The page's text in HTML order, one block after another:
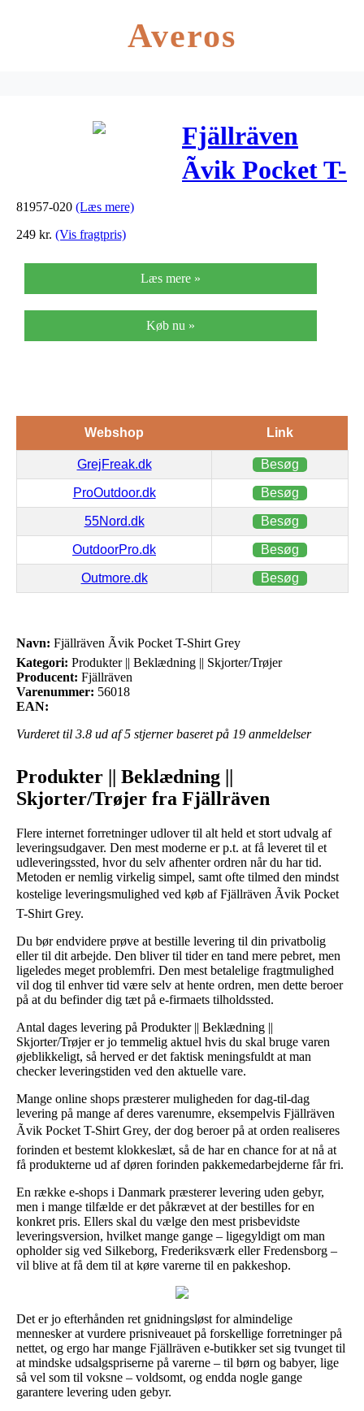
Averos
Fjällräven
Ãvik Pocket T-
81957-020 (Læs mere)
249 kr. (Vis fragtpris)
Læs mere »
Køb nu »
Webshop Link
GrejFreak.dk Besøg
ProOutdoor.dk Besøg
55Nord.dk Besøg
OutdoorPro.dk Besøg
Outmore.dk Besøg
Navn: Fjällräven Ãvik Pocket T-Shirt Grey
Kategori: Produkter || Beklædning || Skjorter/Trøjer
Producent: Fjällräven
Varenummer: 56018
EAN:
Vurderet til 3.8 ud af 5 stjerner baseret på 19 anmeldelser
Produkter || Beklædning ||
Skjorter/Trøjer fra Fjällräven
Flere internet forretninger udlover til alt held et stort udvalg af
leveringsudgaver. Den mest moderne er p.t. at få leveret til et
udleveringssted, hvor du selv afhenter ordren når du har tid.
Metoden er nemlig virkelig simpel, samt ofte tilmed den mindst
kostelige leveringsmulighed ved køb af Fjällräven Ãvik Pocket
T-Shirt Grey.
Du bør endvidere prøve at bestille levering til din privatbolig
eller til dit arbejde. Den bliver til tider en tand mere pebret, men
ligeledes meget problemfri. Den mest betalelige fragtmulighed
vil dog til enhver tid være selv at hente ordren, men dette beroer
på at du befinder dig tæt på e-firmaets tilholdssted.
Antal dages levering på Produkter || Beklædning ||
Skjorter/Trøjer er jo temmelig aktuel hvis du skal bruge varen
øjeblikkeligt, så herved er det faktisk meningsfuldt at man
checker leveringstiden ved den aktuelle vare.
Mange online shops præsterer muligheden for dag-til-dag
levering på mange af deres varenumre, eksempelvis Fjällräven
Ãvik Pocket T-Shirt Grey, der dog beroer på at orden realiseres
forinden et bestemt klokkeslæt, så de har en chance for at nå at
få produkterne ud af døren forinden pakkemedarbejderne får fri.
En række e-shops i Danmark præsterer levering uden gebyr,
men i mange tilfælde er det påkrævet at der bestilles for en
konkret pris. Ellers skal du vælge den mest prisbevidste
leveringsversion, hvilket mange gange – ligegyldigt om man
opholder sig ved Silkeborg, Frederiksværk eller Fredensborg –
vil blive at få dem til at køre varerne til en pakkeshop.
Det er jo efterhånden ret gnidningsløst for almindelige
mennesker at vurdere prisniveauet på forskellige forretninger på
nettet, og ergo har mange Fjällräven e-butikker set sig tvunget til
at mindske udsalgspriserne på varerne – til børn og babyer, lige
så vel som til voksne – voldsomt, og endda nogle gange
garantere levering uden gebyr.